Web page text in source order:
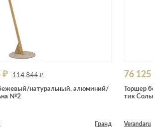
₽ 114 844 ₽
натуральный, алюминий/
№2
Гранд
76 125
Торшер
тик
Verandaru